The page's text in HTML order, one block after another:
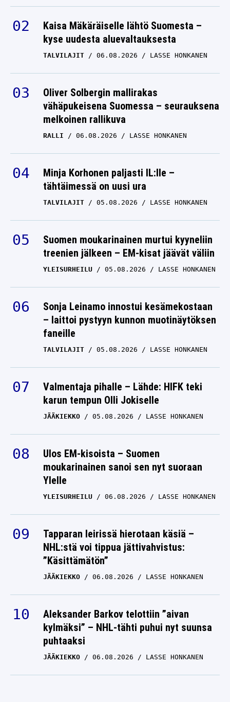
Kaisa Mäkäräiselle lähtö Suomesta –
kyse uudesta aluevaltauksesta
TALVILAJIT 06.08.2026 LASSE HONKANEN
Oliver Solbergin mallirakas
vähäpukeisena Suomessa – seurauksena
melkoinen rallikuva
RALLI 06.08.2026 LASSE HONKANEN
Minja Korhonen paljasti IL:lle –
tähtäimessä on uusi ura
TALVILAJIT 05.08.2026 LASSE HONKANEN
Suomen moukarinainen murtui kyyneliin
treenien jälkeen – EM-kisat jäävät väliin
YLEISURHEILU 05.08.2026 LASSE HONKANEN
Sonja Leinamo innostui kesämekostaan
– laittoi pystyyn kunnon muotinäytöksen
faneille
TALVILAJIT 05.08.2026 LASSE HONKANEN
Valmentaja pihalle – Lähde: HIFK teki
karun tempun Olli Jokiselle
JÄÄKIEKKO 05.08.2026 LASSE HONKANEN
Ulos EM-kisoista – Suomen
moukarinainen sanoi sen nyt suoraan
Ylelle
YLEISURHEILU 06.08.2026 LASSE HONKANEN
Tapparan leirissä hierotaan käsiä –
NHL:stä voi tippua jättivahvistus:
”Käsittämätön”
JÄÄKIEKKO 06.08.2026 LASSE HONKANEN
Aleksander Barkov telottiin ”aivan
kylmäksi” – NHL-tähti puhui nyt suunsa
puhtaaksi
JÄÄKIEKKO 06.08.2026 LASSE HONKANEN